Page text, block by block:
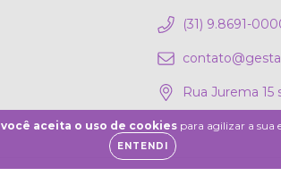
você aceita o uso de cookiespara agilizar a sua
ENTENDI
(31) 9.8691-
Rua Jurema